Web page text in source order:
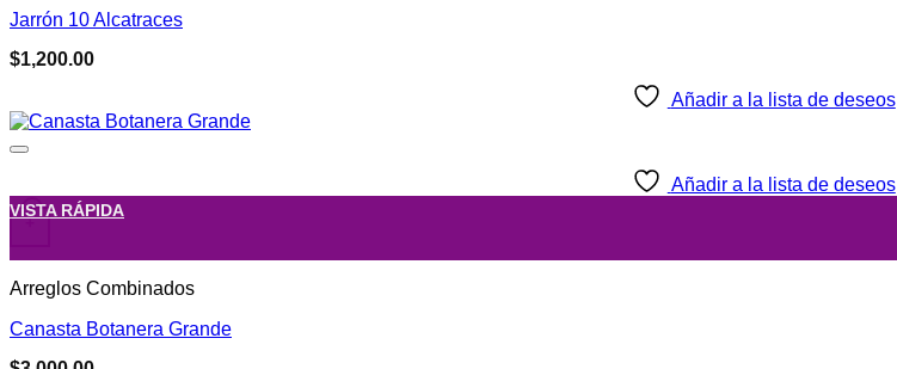
Jarrón 10 Alcatraces
$1,200.00
Añadir a la lista de deseos
Añadir a la lista de deseos
+
VISTA RÁPIDA
Arreglos Combinados
Canasta Botanera Grande